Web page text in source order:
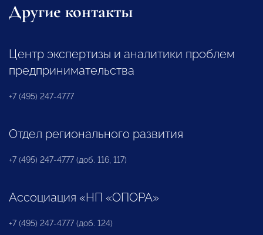
Другие контакты
Центр экспертизы и аналитики проблем
предпринимательства
+7 (495) 247-4777
Отдел регионального развития
+7 (495) 247-4777 (доб. 116, 117)
Ассоциация «НП «ОПОРА»
+7 (495) 247-4777 (доб. 124)